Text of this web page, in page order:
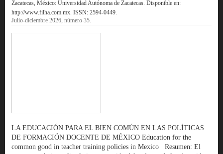
Zacatecas, México: Universidad Autónoma de Zacatecas. Disponible en:
http://www.filha.com.mx. ISSN: 2594-0449.
Julio-diciembre 2026, número 35.
LA EDUCACIÓN PARA EL BIEN COMÚN EN LAS POLÍTICAS
DE FORMACIÓN DOCENTE DE MÉXICO Education for the
common good in teacher training policies in Mexico Resumen: El